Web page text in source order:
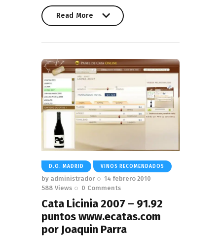
Read More
D.O. MADRID VINOS RECOMENDADOS
by administrador
14 febrero 2010
588 Views 0 Comments
Cata Licinia 2007 – 91.92
puntos www.ecatas.com
por Joaquin Parra